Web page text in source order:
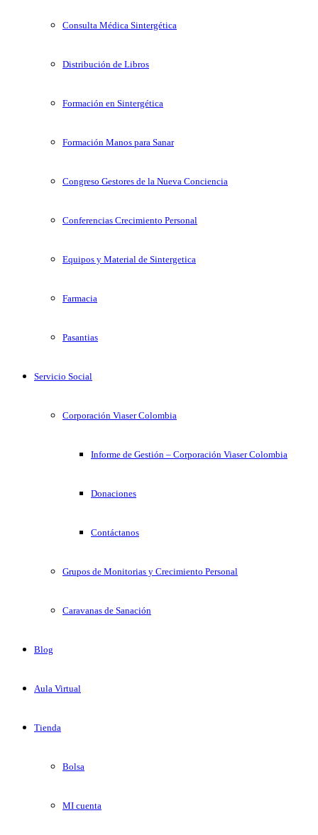
Consulta Médica Sintergética
Distribución de Libros
Formación en Sintergética
Formación Manos para Sanar
Congreso Gestores de la Nueva Conciencia
Conferencias Crecimiento Personal
Equipos y Material de Sintergetica
Farmacia
Pasantias
Servicio Social
Corporación Viaser Colombia
Informe de Gestión – Corporación Viaser Colombia
Donaciones
Contáctanos
Grupos de Monitorias y Crecimiento Personal
Caravanas de Sanación
Blog
Aula Virtual
Tienda
Bolsa
MI cuenta